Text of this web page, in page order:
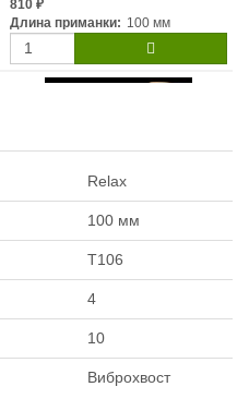
810 ₽
Длина приманки: 100 мм
шт) BLS4L-S091
Длина приманки:
Relax
100 мм
T106
4
10
Виброхвост